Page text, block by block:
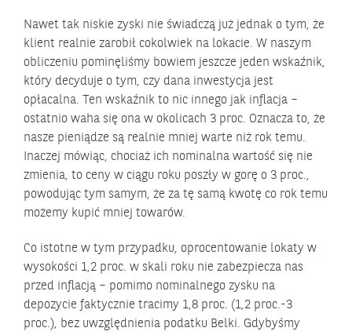
Nawet tak niskie zyski nie świadczą już jednak o tym, że
klient realnie zarobił cokolwiek na lokacie. W naszym
obliczeniu pominęliśmy bowiem jeszcze jeden wskaźnik,
który decyduje o tym, czy dana inwestycja jest
opłacalna. Ten wskaźnik to nic innego jak inflacja –
ostatnio waha się ona w okolicach 3 proc. Oznacza to, że
nasze pieniądze są realnie mniej warte niż rok temu.
Inaczej mówiąc, chociaż ich nominalna wartość się nie
zmienia, to ceny w ciągu roku poszły w gorę o 3 proc.,
powodując tym samym, że za tę samą kwotę co rok temu
możemy kupić mniej towarów.
Co istotne w tym przypadku, oprocentowanie lokaty w
wysokości 1,2 proc. w skali roku nie zabezpiecza nas
przed inflacją – pomimo nominalnego zysku na
depozycie faktycznie tracimy 1,8 proc. (1,2 proc.-3
proc.), bez uwzględnienia podatku Belki. Gdybyśmy